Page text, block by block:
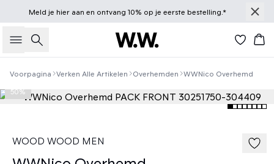
Meld je hieraan en ontvang 10% op je eerste bestelling.*
Zoeken
Voorpagina Verken Alle Artikelen Overhemden WWNico Overhemd
50%
WOOD WOOD MEN